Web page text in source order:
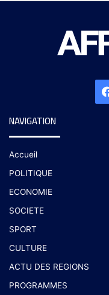
NAVIGATION
Accueil
POLITIQUE
ECONOMIE
SOCIETE
SPORT
CULTURE
ACTU DES REGIONS
PROGRAMMES